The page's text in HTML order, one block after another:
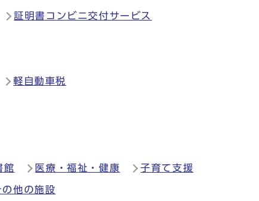
証明書コンビニ交付サービス
軽自動車税
館 医療・福祉・健康 子育て支援
の他の施設